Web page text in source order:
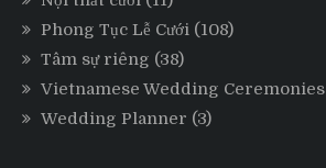
Phong Tục Lễ Cưới (108)
Tâm sự riêng (38)
Vietnamese Wedding Ceremonies
Wedding Planner (3)